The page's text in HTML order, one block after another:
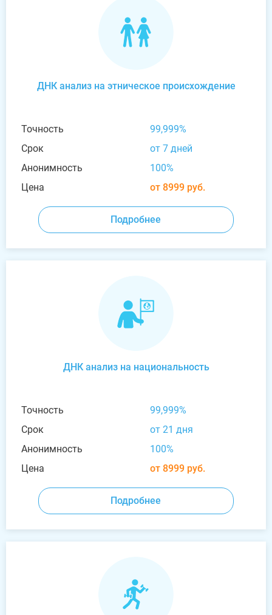
ДНК анализ на этническое происхождение
Точность
99,999%
Срок
от 7 дней
Анонимность
100%
Цена
от 8999 руб.
Подробнее
ДНК анализ на национальность
Точность
99,999%
Срок
от 21 дня
Анонимность
100%
Цена
от 8999 руб.
Подробнее